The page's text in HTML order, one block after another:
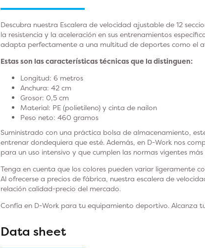
Descubra nuestra Escalera de velocidad ajustable de 12
la resistencia y la aceleración en sus entrenamientos
adapta perfectamente a una multitud de deportes como el
Estas son las características técnicas que la distinguen:
Longitud: 6 metros
Anchura: 42 cm
Grosor: 0,5 cm
Material: PE (polietileno) y cinta de nailon
Peso neto: 460 gramos
Suministrado con una práctica bolsa de almacenamiento,
entrenar dondequiera que esté. Además, en D-Work nos
para un uso intensivo y que cumplen las normas vigentes más
Tenga en cuenta que los colores pueden variar ligeramente
Al ofrecerse a precios de fábrica, nuestra escalera de
relación calidad-precio del mercado.
Confía en D-Work para tu equipamiento deportivo. Alcanza
Data sheet